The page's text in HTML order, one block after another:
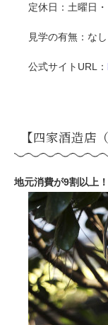
定休日：土曜日
見学の有無：なし
公式サイト URL ：
【四家酒造店
地元消費が9割以上